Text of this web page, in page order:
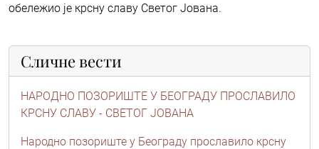
обележио је крсну славу Светог Јована.
Сличне вести
НАРОДНО ПОЗОРИШТЕ У БЕОГРАДУ ПРОСЛАВИЛО
КРСНУ СЛАВУ - СВЕТОГ ЈОВАНА
Народно позориште у Београду прославило крсну